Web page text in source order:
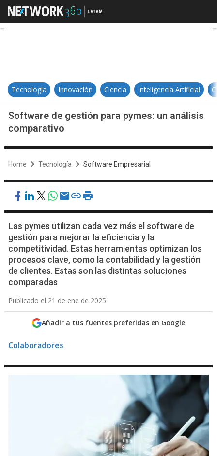
Software de gestión para
Tecnología Innovación Ciencia Inteligencia Artificial
Software de gestión para pymes: un análisis
comparativo
Home Tecnología Software Empresarial
Las pymes utilizan cada vez más el software de
gestión para mejorar la eficiencia y la
competitividad. Estas herramientas optimizan los
procesos clave, como la contabilidad y la gestión
de clientes. Estas son las distintas soluciones
comparadas
Publicado el 21 de ene de 2025
Añadir a tus fuentes preferidas en Google
Colaboradores